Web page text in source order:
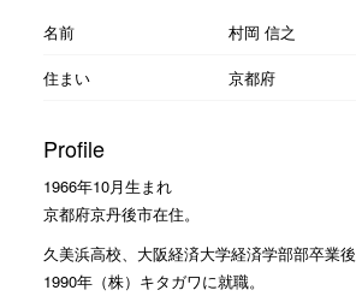
名前
村岡 信之
住まい
京都府
Profile
1966年10月生まれ
京都府京丹後市在住。
久美浜高校、大阪経済大学経済学部部卒業後
1990年（株）キタガワに就職。